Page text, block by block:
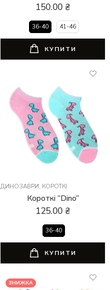
150.00 ₴
36-40 41-46
КУПИТИ
ДИНОЗАВРИ, КОРОТКІ
Короткі “Dino”
125.00 ₴
36-40
КУПИТИ
ЗНИЖКА